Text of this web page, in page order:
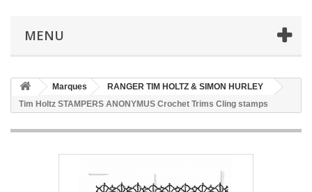
MENU
Marques
RANGER TIM HOLTZ & SIMON HURLEY
Tim Holtz STAMPERS ANONYMUS Crochet Trims Cling stamps